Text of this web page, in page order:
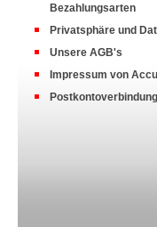
Bezahlungsarten
Privatsphäre und
Unsere AGB's
Impressum von
Postkontoverbindung